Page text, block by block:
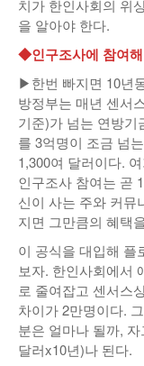
치가 한인사회의 위
을 알아야 한다.
◆인구조사에 참여
▶한번 빠지면 10년
방정부는 매년 센서
기준)가 넘는 연방기
를 3억명이 조금 넘
1,300여 달러이다.
인구조사 참여는 곧
신이 사는 주와 커뮤
지면 그만큼의 혜택
이 공식을 대입해 플
보자. 한인사회에서
로 줄여잡고 센서스
차이가 2만명이다.
분은 얼마나 될까,
달러x10년)나 된다.